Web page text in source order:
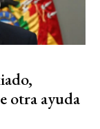
otra ayuda